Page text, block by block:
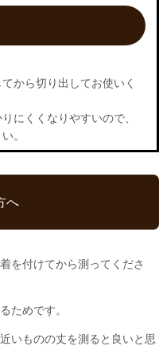
から切り出してお使いく
にくくなりやすいので、
。
へ
を付けてから測ってくださ
ためです。
いものの丈を測ると良いと思